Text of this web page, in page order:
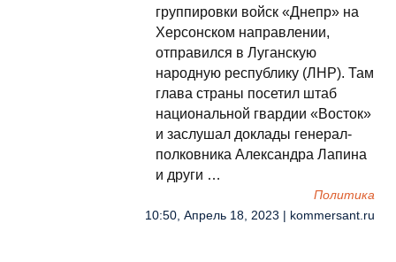
группировки войск «Днепр» на
Херсонском направлении,
отправился в Луганскую
народную республику (ЛНР). Там
глава страны посетил штаб
национальной гвардии «Восток»
и заслушал доклады генерал-
полковника Александра Лапина
и други …
Политика
10:50, Апрель 18, 2023 | kommersant.ru